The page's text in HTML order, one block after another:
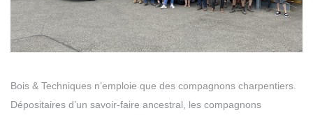
Bois & Techniques n’emploie que des compagnons charpentiers.
Dépositaires d’un savoir-faire ancestral, les compagnons